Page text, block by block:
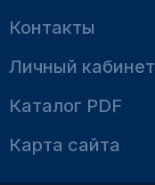
Контакты
Личный кабинет
Каталог PDF
Карта сайта